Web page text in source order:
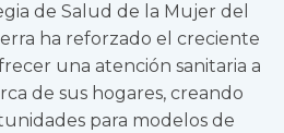
de Salud de la Mujer del
ha reforzado el creciente
una atención sanitaria a
de sus hogares, creando
para modelos de